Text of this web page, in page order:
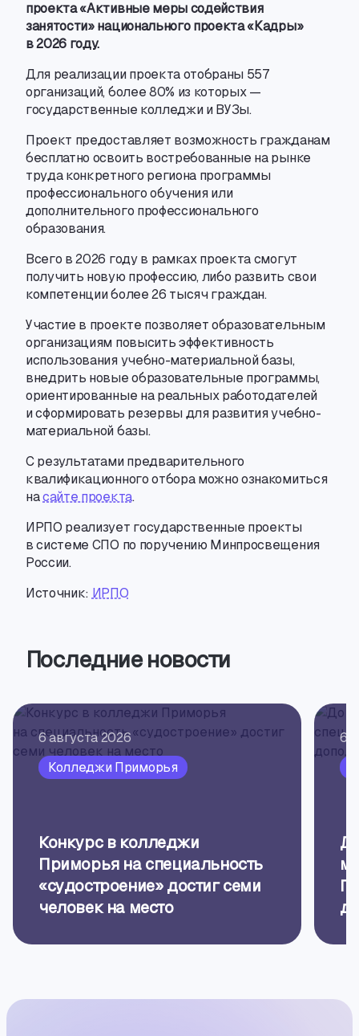
проекта «Активные меры содействия
занятости» национального проекта «Кадры»
в 2026 году.
Для реализации проекта отобраны 557
организаций, более 80% из которых —
государственные колледжи и ВУЗы.
Проект предоставляет возможность гражданам
бесплатно освоить востребованные на рынке
труда конкретного региона программы
профессионального обучения или
дополнительного профессионального
образования.
Всего в 2026 году в рамках проекта смогут
получить новую профессию, либо развить свои
компетенции более 26 тысяч граждан.
Участие в проекте позволяет образовательным
организациям повысить эффективность
использования учебно-материальнойбазы,
внедрить новые образовательные программы,
ориентированные на реальных работодателей
и сформировать резервы для развитияучебно-
материальной базы.
C результатами предварительного
квалификационного отбора можно ознакомиться
насайте проекта.
ИРПО реализует государственные проекты
в системе СПО по поручению Минпросвещения
России.
Источник: ИРПО
Последние новости
6 августа 2026
Колледжи Приморья
Конкурс в колледжи
Приморья на специальность
«судостроение» достиг семи
человек на место
6